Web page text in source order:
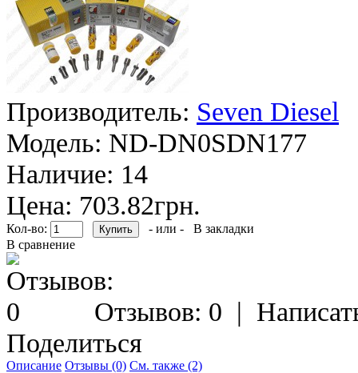
Производитель: Seven Diesel
Модель: ND-DN0SDN177
Наличие: 14
Цена: 703.82грн.
Кол-во: - или -
В закладки
В сравнение
Отзывов: 0 |
Поделиться
Описание Отзывы (0) См. также (2)